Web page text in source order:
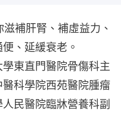
補肝腎、補虛益力、
、延緩衰老。
東直門醫院骨傷科主
科學院西苑醫院腫瘤
民醫院臨牀營養科副